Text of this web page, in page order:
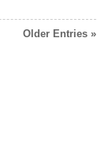
Older Entries »